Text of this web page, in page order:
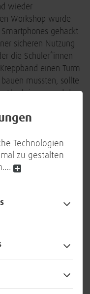
Technologien
zu gestalten
…
wieder
Workshop wurde
gehackt
sicheren Nutzung
die Schüler*innen
einen Turm
mussten, sollte
und den
hinaus erhielten sie
Internet,
Bildern.
Daniel Münch (Collage)